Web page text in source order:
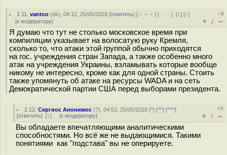
1.11 ,vantoo (ok), 04:12, 25/05/2018 [ответить] [ ﹢﹢﹢] [ · · ·][↓] [↑]
[к модератору]
–2
+ / –
Я думаю что тут не столько московское время при
компиляции указывает на волосатую руку Кремля,
сколько то, что атаки этой группой обычно приходятся
на гос. учреждения стран Запада, а также особенно много
атак на учреждения Украины, взламывать которые вообще
никому не интересно, кроме как для одной страны. Стоить
также упомянуть об атаке на ресурсы WADA и на сеть
Демократической партии США перед выборами президента.
2.12 ,Сергиос Анонимос (?), 04:53, 25/05/2018 [^] [^^] [^^^]
[ответить] [↓] [к модератору]
+2
+ / –
Вы обладаете впечатляющими аналитическими
способностями. Но всё же не выдающимися. Такими
понятиями как "подстава" вы не оперируете.